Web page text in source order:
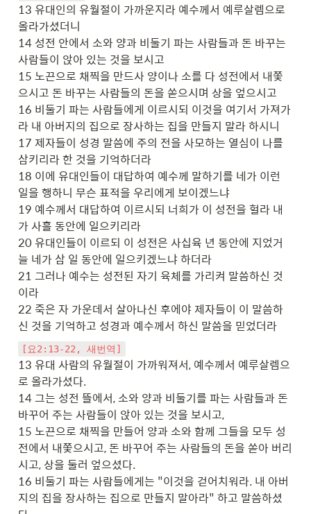
13 유대인의 유월절이 가까운지라 예수께서 예루살렘으로
올라가셨더니
14 성전 안에서 소와 양과 비둘기 파는 사람들과 돈 바꾸는
사람들이 앉아 있는 것을 보시고
15 노끈으로 채찍을 만드사 양이나 소를 다 성전에서 내쫓
으시고 돈 바꾸는 사람들의 돈을 쏟으시며 상을 엎으시고
16 비둘기 파는 사람들에게 이르시되 이것을 여기서 가져가
라 내 아버지의 집으로 장사하는 집을 만들지 말라 하시니
17 제자들이 성경 말씀에 주의 전을 사모하는 열심이 나를
삼키리라 한 것을 기억하더라
18 이에 유대인들이 대답하여 예수께 말하기를 네가 이런
일을 행하니 무슨 표적을 우리에게 보이겠느냐
19 예수께서 대답하여 이르시되 너희가 이 성전을 헐라 내
가 사흘 동안에 일으키리라
20 유대인들이 이르되 이 성전은 사십육 년 동안에 지었거
늘 네가 삼 일 동안에 일으키겠느냐 하더라
21 그러나 예수는 성전된 자기 육체를 가리켜 말씀하신 것
이라
22 죽은 자 가운데서 살아나신 후에야 제자들이 이 말씀하
신 것을 기억하고 성경과 예수께서 하신 말씀을 믿었더라
[요2:13-22, 새번역]
13 유대 사람의 유월절이 가까워져서, 예수께서 예루살렘으
로 올라가셨다.
14 그는 성전 뜰에서, 소와 양과 비둘기를 파는 사람들과 돈
바꾸어 주는 사람들이 앉아 있는 것을 보시고,
15 노끈으로 채찍을 만들어 양과 소와 함께 그들을 모두 성
전에서 내쫓으시고, 돈 바꾸어 주는 사람들의 돈을 쏟아 버리
시고, 상을 둘러 엎으셨다.
16 비둘기 파는 사람들에게는 "이것을 걷어치워라. 내 아버
지의 집을 장사하는 집으로 만들지 말아라" 하고 말씀하셨